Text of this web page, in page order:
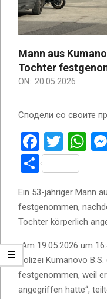
Mann aus
Tochter
ON: 20.05.2026
Сподели со своите
Teilen
Ein 53-jähriger Mann
festgenommen,
Tochter körperlich
„Am 19.05.2026 um
Polizei Kumanovo
festgenommen, weil
angegriffen hatte“,